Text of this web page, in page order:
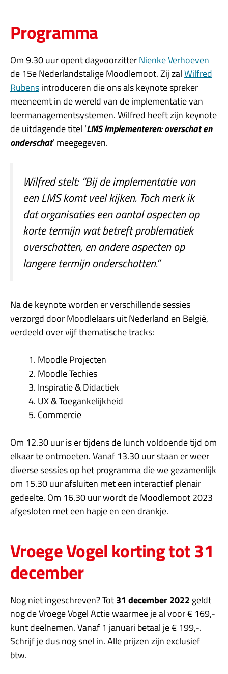
Programma
Om 9.30 uur opent dagvoorzitterNienke Verhoeven
de 15e Nederlandstalige Moodlemoot. Zij zalWilfred
Rubensintroduceren die ons als keynote spreker
meeneemt in de wereld van de implementatie van
leermanagementsystemen. Wilfred heeft zijn keynote
de uitdagende titel ‘LMS implementeren: overschat en
onderschat‘ meegegeven.
Wilfred stelt: “Bij de implementatie van
een LMS komt veel kijken. Toch merk ik
dat organisaties een aantal aspecten op
korte termijn wat betreft problematiek
overschatten, en andere aspecten op
langere termijn onderschatten.”
Na de keynote worden er verschillende sessies
verzorgd door Moodlelaars uit Nederland en België,
verdeeld over vijf thematische tracks:
Moodle Projecten
Moodle Techies
Inspiratie & Didactiek
UX & Toegankelijkheid
Commercie
Om 12.30 uur is er tijdens de lunch voldoende tijd om
elkaar te ontmoeten. Vanaf 13.30 uur staan er weer
diverse sessies op het programma die we gezamenlijk
om 15.30 uur afsluiten met een interactief plenair
gedeelte. Om 16.30 uur wordt de Moodlemoot 2023
afgesloten met een hapje en een drankje.
Vroege Vogel korting tot 31
december
Nog niet ingeschreven? Tot31 december 2022 geldt
nog de Vroege Vogel Actie waarmee je al voor € 169,-
kunt deelnemen. Vanaf 1 januari betaal je € 199,-.
Schrijf je dus nog snel in. Alle prijzen zijn exclusief
btw.